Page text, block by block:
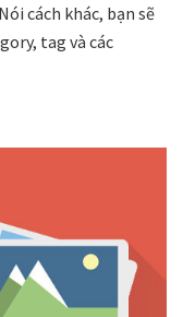
cách khác, bạn sẽ
tag và các